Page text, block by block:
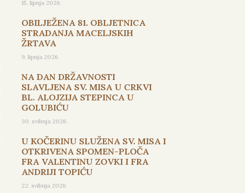
15. lipnja 2026.
OBILJEŽENA 81. OBLJETNICA
STRADANJA MACELJSKIH
ŽRTAVA
9. lipnja 2026.
NA DAN DRŽAVNOSTI
SLAVLJENA SV. MISA U CRKVI
BL. ALOJZIJA STEPINCA U
GOLUBIĆU
30. svibnja 2026.
U KOČERINU SLUŽENA SV. MISA I
OTKRIVENA SPOMEN-PLOČA
FRA VALENTINU ZOVKI I FRA
ANDRIJI TOPIĆU
22. svibnja 2026.